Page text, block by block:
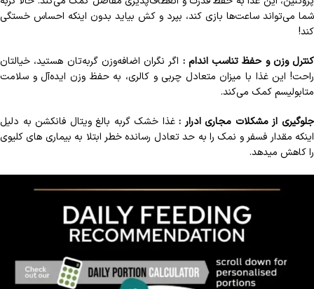
شما می‌تواند ساعت‌ها بازی کند، بپرد و کش بیاید بدون اینکه احساس خستگی
کند!
کنترل وزن و حفظ تناسب اندام : اگر نگران اضافه‌وزن گربه‌تان هستید، خیالتان
راحت! این غذا با میزان متعادل چربی و کالری، به حفظ وزن ایده‌آل و سلامت
متابولیسم کمک می‌کند.
جلوگیری از مشکلات مجاری ادرار :غذا خشک گربه بالغ ویتال فانکشن به دلیل
اینکه مقدار فسفر و نمک را به حد تعادل رسانده خطر ابتلا به بیماری های کلیوی
را کاهش میدهد.